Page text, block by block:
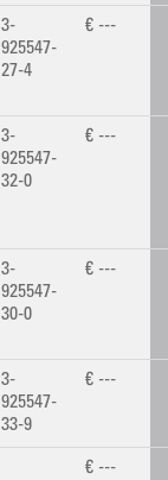
3-
925547-
27-4
€ ---
3-
925547-
32-0
€ ---
3-
925547-
30-0
€ ---
3-
925547-
33-9
€ ---
€ ---